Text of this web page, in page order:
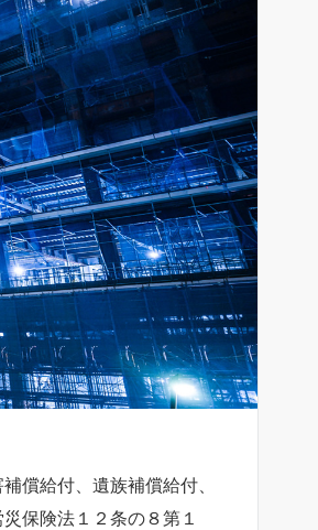
償給付、遺族補償給付、
保険法１２条の８第１